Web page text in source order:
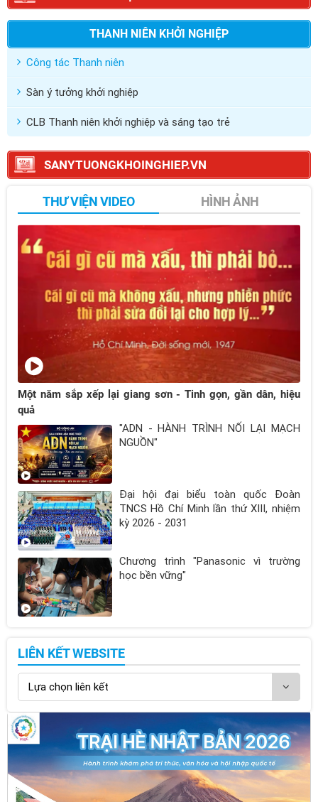
THANH NIÊN KHỞI NGHIỆP
Công tác Thanh niên
Sàn ý tưởng khởi nghiệp
CLB Thanh niên khởi nghiệp và sáng tạo trẻ
SANYTUONGKHOINGHIEP.VN
THƯ VIỆN VIDEO HÌNH ẢNH
Một năm sắp xếp lại giang sơn - Tinh gọn, gần dân, hiệu
quả
"ADN - HÀNH TRÌNH NỐI LẠI MẠCH
NGUỒN"
Đại hội đại biểu toàn quốc Đoàn
TNCS Hồ Chí Minh lần thứ XIII, nhiệm
kỳ 2026 - 2031
Chương trình "Panasonic vì trường
học bền vững"
LIÊN KẾT WEBSITE